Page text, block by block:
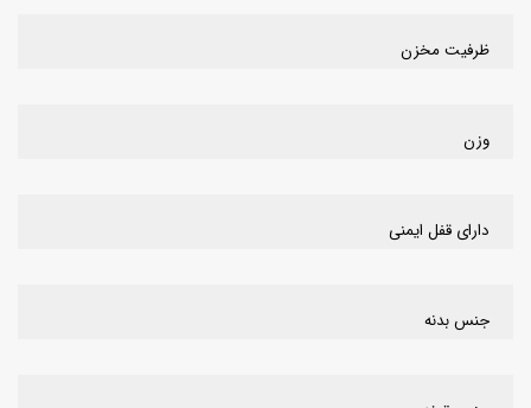
ظرفیت مخزن
وزن
دارای قفل ایمنی
جنس بدنه